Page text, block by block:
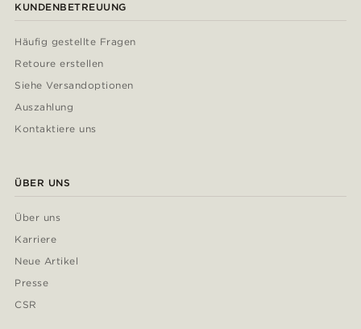
KUNDENBETREUUNG
Häufig gestellte Fragen
Retoure erstellen
Siehe Versandoptionen
Auszahlung
Kontaktiere uns
ÜBER UNS
Über uns
Karriere
Neue Artikel
Presse
CSR